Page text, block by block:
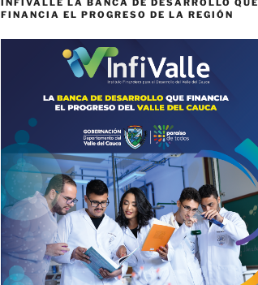
INFIVALLE LA BANCA DE DESARROLLO QUE
FINANCIA EL PROGRESO DE LA REGIÓN